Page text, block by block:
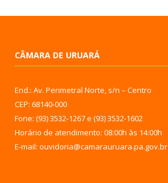
CÂMARA DE URUARÁ
End.: Av. Perimetral Norte, s/n – Centro
CEP: 68140-000
Fone: (93) 3532-1267 e (93) 3532-1602
Horário de atendimento: 08:00h às 14:00h
E-mail: ouvidoria@camarauruara.pa.gov.br